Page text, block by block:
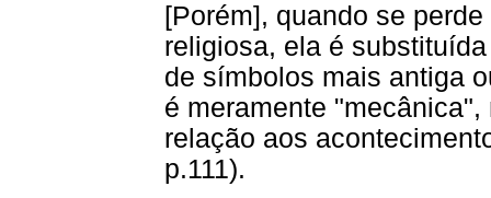
[Porém], quando se
religiosa, ela é
de símbolos mais antiga
é meramente
relação aos
p.111).